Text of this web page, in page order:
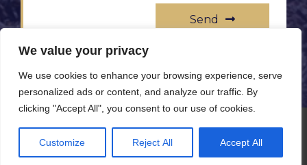
We value your privacy
We use cookies to enhance your browsing experience, serve
personalized ads or content, and analyze our traffic. By
clicking "Accept All", you consent to our use of cookies.
Customize Reject All Accept All
Send
© All rights reserved www.rameprezzo.it